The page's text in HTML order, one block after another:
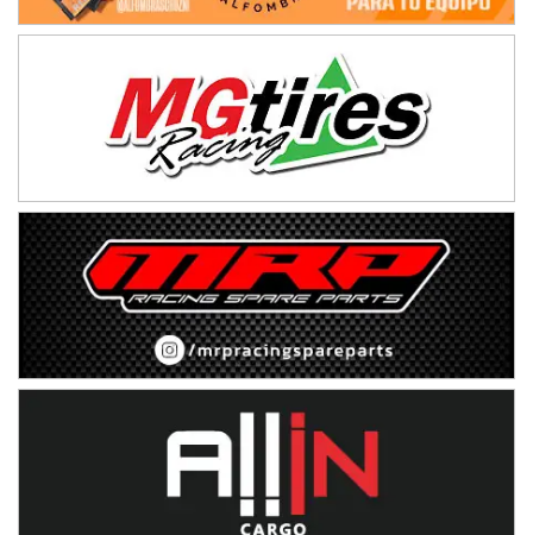
Humboldt (Santa Fe)
Ciudad de Avellaneda (Asfalto)
Avellaneda (Santa Fe)
SUR SANTAFESINO - F4
José Samuel Sánchez (Tierra)
Rufino (Santa Fe)
TUCUMANO - F5
Juan Navarro (Asfalto)
El Timbó (Tucumán)